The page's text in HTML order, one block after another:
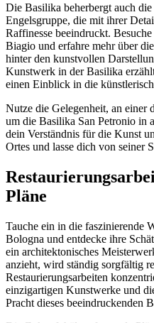
Die Basilika beherbergt auch
Engelsgruppe, die mit ihrer
Raffinesse beeindruckt.
Biagio und erfahre mehr über
hinter den kunstvollen
Kunstwerk in der Basilika
einen Einblick in die
Nutze die Gelegenheit, an einer
um die Basilika San Petronio in
dein Verständnis für die Kunst
Ortes und lasse dich von seiner
Pläne
Tauche ein in die faszinierende
Bologna und entdecke ihre
ein architektonisches
anzieht, wird ständig sorgfältig
Restaurierungsarbeiten
einzigartigen Kunstwerke und
Pracht dieses beeindruckenden